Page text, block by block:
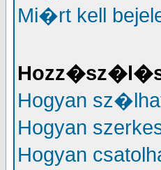
Mi�rt kell
Hogyan
Hogyan
Hogyan